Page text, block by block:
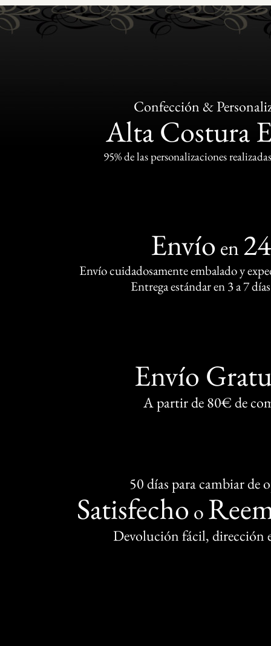
Confección &
Alta Costura
95% de las personalizaciones
Envío en
Envío cuidadosamente embalado y
Entrega estándar en 3 a 7
Envío
A partir de 80€ de
50 días para cambiar de
Satisfecho o
Devolución fácil, dirección